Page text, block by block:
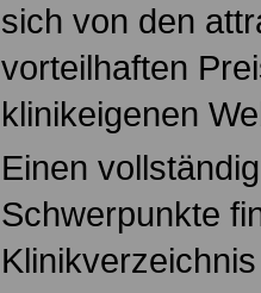
sich von den
vorteilhaften
klinikeigenen
Einen
Schwerpunkte